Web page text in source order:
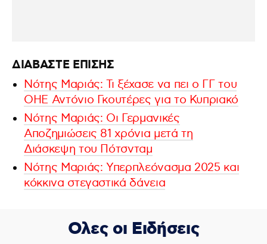
ΔΙΑΒΑΣΤΕ ΕΠΙΣΗΣ
Νότης Μαριάς: Τι ξέχασε να πει ο ΓΓ του
ΟΗΕ Αντόνιο Γκουτέρες για το Κυπριακό
Νότης Μαριάς: Οι Γερμανικές
Αποζημιώσεις 81 χρόνια μετά τη
Διάσκεψη του Πότσνταμ
Νότης Μαριάς: Υπερπλεόνασμα 2025 και
κόκκινα στεγαστικά δάνεια
Ολες οι Ειδήσεις